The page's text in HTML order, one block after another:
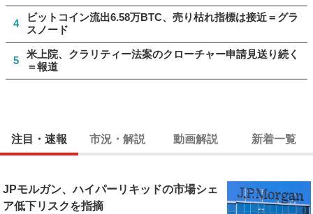
4
ビットコイン流出6.58万BTC、売り枯れ指標は接近＝グラ
スノード
5
米上院、クラリティー法案のクローチャー申請見送り続く
＝報道
注目・速報 市況・解説 動画解説 新着一覧
JPモルガン、ハイパーリキッドの市場シェ
ア低下リスクを指摘